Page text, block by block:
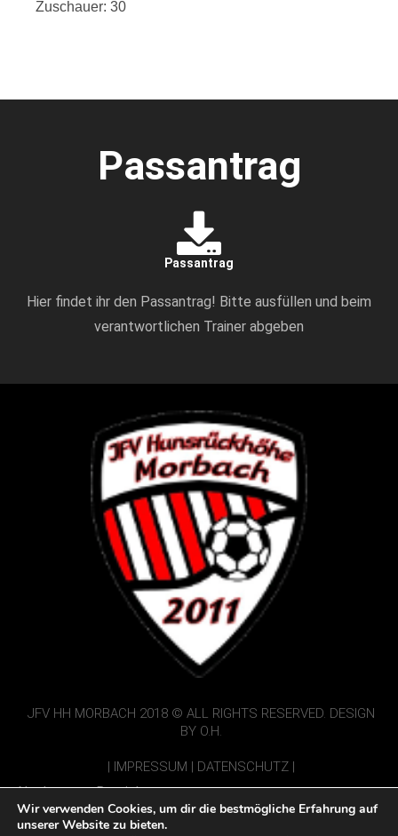
Zuschauer: 30
Passantrag
Passantrag
Hier findet ihr den Passantrag! Bitte ausfüllen und beim
verantwortlichen Trainer abgeben
JFV HH MORBACH 2018 © ALL RIGHTS RESERVED. DESIGN
BY O.H.
| IMPRESSUM | DATENSCHUTZ |
Nur Interner Bereich:
Vorbericht einsenden
Wir verwenden Cookies, um dir die bestmögliche Erfahrung auf
unserer Website zu bieten.